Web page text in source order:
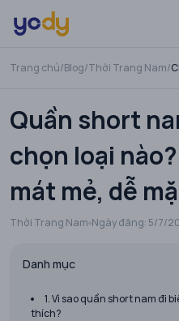
Trang chủ/Blog/Thời Trang Nam/
Quần short
chọn loại
mát mẻ, dễ
Thời Trang Nam Ngày đăng: 5/7/
Danh mục
1. Vì sao quần short nam đi
thích?